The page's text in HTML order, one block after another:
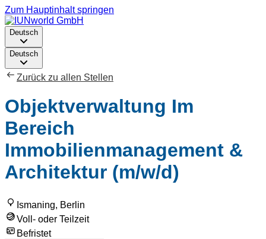
Zum Hauptinhalt springen
Deutsch
Deutsch
Zurück zu allen Stellen
Objektverwaltung Im
Bereich
Immobilienmanagement &
Architektur (m/w/d)
Ismaning, Berlin
Voll- oder Teilzeit
Befristet